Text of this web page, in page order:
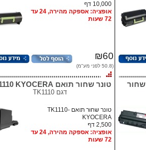
10,000 דף
אופציה: אספקה מהירה, 24 עד
72 שעות
₪60
(50.8 לפני מע"מ)
טונר 10S0150 LEXMARK שחור
טונר שחור תואם TK1110 KYOCERA
דגם TK1110
טונר שחור תואם TK1110-
KYOCERA
2,500 דף
אופציה: אספקה מהירה, 24 עד
72 שעות